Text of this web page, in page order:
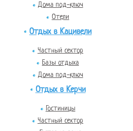
Дома под-ключ
Отели
Отдых в Кацивели
Частный сектор
Базы отдыха
Дома под-ключ
Отдых в Керчи
Гостиницы
Частный сектор